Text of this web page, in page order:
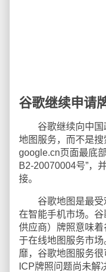
谷歌继续申请
谷歌继续向中国
地图服务，而不是
google.cn页面最底
B2-20070004号”，
接。
谷歌地图是最受
在智能手机市场。
供应商）牌照意味
于在线地图服务市
靡，谷歌地图服务很
ICP牌照问题尚未解